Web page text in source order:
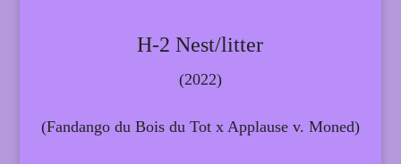
H-2 Nest/litter
(2022)
(Fandango du Bois du Tot x Applause v. Moned)